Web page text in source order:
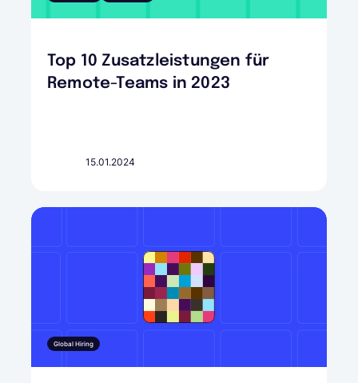
Top 10 Zusatzleistungen für
Remote-Teams in 2023
15.01.2024
Global Hiring